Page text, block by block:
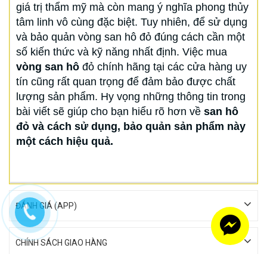
giá trị thẩm mỹ mà còn mang ý nghĩa phong thủy
tâm linh vô cùng đặc biệt. Tuy nhiên, để sử dụng
và bảo quản vòng san hô đỏ đúng cách cần một
số kiến thức và kỹ năng nhất định. Việc mua
vòng san hô đỏ chính hãng tại các cửa hàng uy
tín cũng rất quan trọng để đảm bảo được chất
lượng sản phẩm. Hy vọng những thông tin trong
bài viết sẽ giúp cho bạn hiểu rõ hơn về san hô
đỏ và cách sử dụng, bảo quản sản phẩm này
một cách hiệu quả.
ĐÁNH GIÁ (APP)
CHÍNH SÁCH GIAO HÀNG